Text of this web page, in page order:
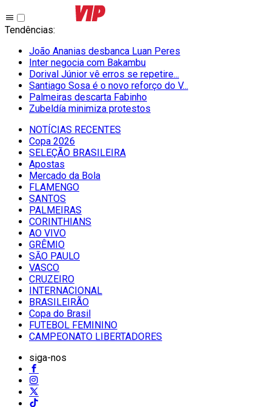
Tendências:
João Ananias desbanca Luan Peres
Inter negocia com Bakambu
Dorival Júnior vê erros se repetire...
Santiago Sosa é o novo reforço do V...
Palmeiras descarta Fabinho
Zubeldía minimiza protestos
NOTÍCIAS RECENTES
Copa 2026
SELEÇÃO BRASILEIRA
Apostas
Mercado da Bola
FLAMENGO
SANTOS
PALMEIRAS
CORINTHIANS
AO VIVO
GRÊMIO
SĀO PAULO
VASCO
CRUZEIRO
INTERNACIONAL
BRASILEIRÃO
Copa do Brasil
FUTEBOL FEMININO
CAMPEONATO LIBERTADORES
siga-nos